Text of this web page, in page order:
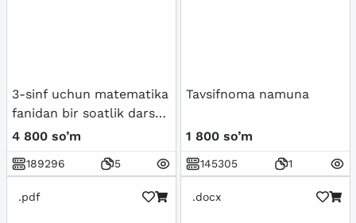
3-sinf uchun matematika
fanidan bir soatlik dars
ishlanma
4 800 so’m
189296 5
Tavsifnoma namuna
1 800 so’m
145305 1
.pdf .docx